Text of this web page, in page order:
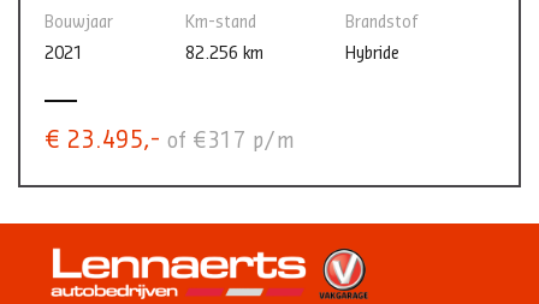
Bouwjaar
2021
Km-stand
82.256 km
Brandstof
Hybride
€ 23.495,- of €317 p/m